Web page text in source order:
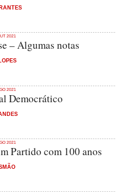
2021
– Algumas notas
2021
Democrático
2021
Partido com 100 anos